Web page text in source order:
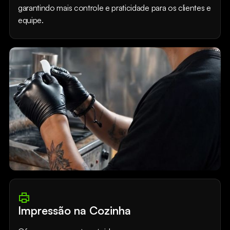
garantindo mais controle e praticidade para os clientes e
equipe.
Impressão na Cozinha